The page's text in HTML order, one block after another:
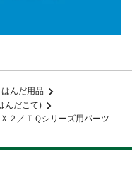
はんだ用品
んだこて)
２／ＴＱシリーズ用パーツ